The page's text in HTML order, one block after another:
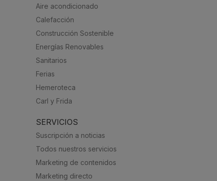
Aire acondicionado
Calefacción
Construcción Sostenible
Energías Renovables
Sanitarios
Ferias
Hemeroteca
Carl y Frida
SERVICIOS
Suscripción a noticias
Todos nuestros servicios
Marketing de contenidos
Marketing directo